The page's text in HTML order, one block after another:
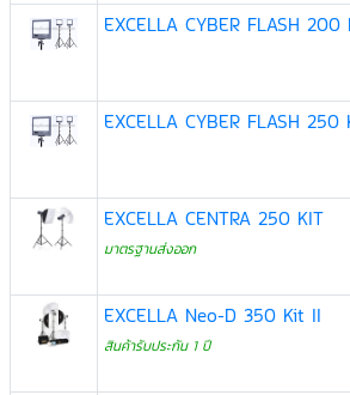
EXCELLA CYBER FLASH 200
EXCELLA CYBER FLASH 250
EXCELLA CENTRA 250 KIT
มาตรฐานส่งออก
EXCELLA Neo-D 350 Kit II
สินค้ารับประกัน 1 ปี